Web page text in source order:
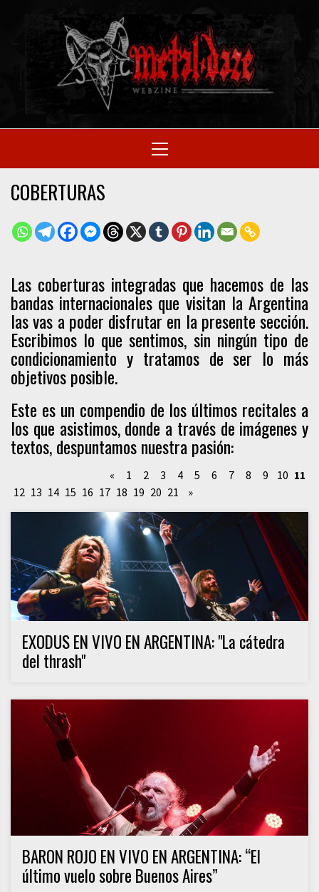
SITIO OFICIAL
Menu
COBERTURAS
Las coberturas integradas que hacemos de las
bandas internacionales que visitan la Argentina
las vas a poder disfrutar en la presente sección.
Escribimos lo que sentimos, sin ningún tipo de
condicionamiento y tratamos de ser lo más
objetivos posible.
Este es un compendio de los últimos recitales a
los que asistimos, donde a través de imágenes y
textos, despuntamos nuestra pasión:
« 1 2 3 4 5 6 7 8 9 10 11
12 13 14 15 16 17 18 19 20 21 »
EXODUS EN VIVO EN ARGENTINA: "La cátedra
del thrash"
BARON ROJO EN VIVO EN ARGENTINA: “El
último vuelo sobre Buenos Aires”